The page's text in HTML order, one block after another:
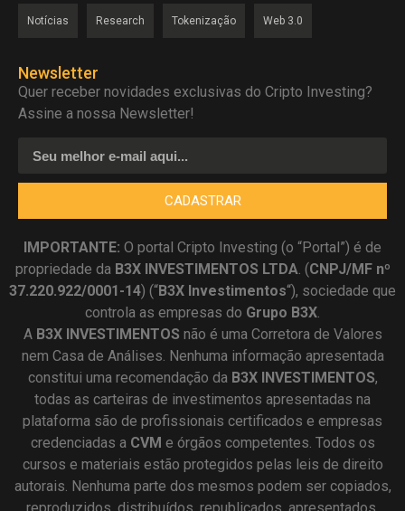
Notícias Research Tokenização Web 3.0
Newsletter
Quer receber novidades exclusivas do Cripto Investing?
Assine a nossa Newsletter!
CADASTRAR
IMPORTANTE: O portal Cripto Investing (o “Portal”) é de
propriedade da B3X INVESTIMENTOS LTDA. (CNPJ/MF nº
37.220.922/0001-14) (“B3X Investimentos“), sociedade que
controla as empresas do Grupo B3X.
A B3X INVESTIMENTOS não é uma Corretora de Valores
nem Casa de Análises. Nenhuma informação apresentada
constitui uma recomendação da B3X INVESTIMENTOS,
todas as carteiras de investimentos apresentadas na
plataforma são de profissionais certificados e empresas
credenciadas a CVM e órgãos competentes. Todos os
cursos e materiais estão protegidos pelas leis de direito
autorais. Nenhuma parte dos mesmos podem ser copiados,